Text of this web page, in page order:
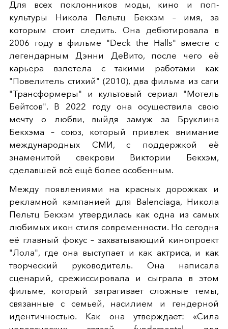
Для всех поклонников моды, кино и поп-
культуры Никола Пельтц Бекхэм – имя, за
которым стоит следить. Она дебютировала в
2006 году в фильме "Deck the Halls" вместе с
легендарным Дэнни ДеВито, после чего её
карьера взлетела с такими работами как
"Повелитель стихий" (2010), два фильма из саги
"Трансформеры" и культовый сериал "Мотель
Бейтсов". В 2022 году она осуществила свою
мечту о любви, выйдя замуж за Бруклина
Бекхэма – союз, который привлек внимание
международных СМИ, с поддержкой её
знаменитой свекрови Виктории Бекхэм,
сделавшей всё ещё более особенным.
Между появлениями на красных дорожках и
рекламной кампанией для Balenciaga, Никола
Пельтц Бекхэм утвердилась как одна из самых
любимых икон стиля современности. Но сегодня
её главный фокус – захватывающий кинопроект
"Лола", где она выступает и как актриса, и как
творческий руководитель. Она написала
сценарий, срежиссировала и сыграла в этом
фильме, который затрагивает сложные темы,
связанные с семьей, насилием и гендерной
идентичностью. Как она утверждает: «Сила